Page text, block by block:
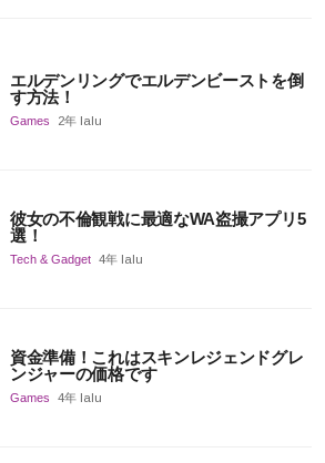
エルデンリングでエルデンビーストを倒
す方法！
Games 2年 lalu
彼女の不倫観戦に最適なWA盗撮アプリ5
選！
Tech & Gadget 4年 lalu
資金準備！これはスキンレジェンドグレ
ンジャーの価格です
Games 4年 lalu